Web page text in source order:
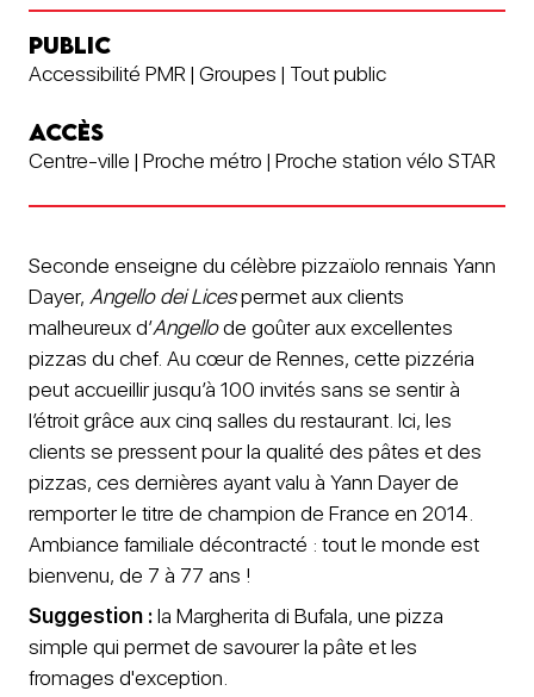
PUBLIC
Accessibilité PMR | Groupes | Tout public
ACCÈS
Centre-ville | Proche métro | Proche station vélo STAR
Seconde enseigne du célèbre pizzaïolo rennais Yann
Dayer, Angello dei Licespermet aux clients
malheureux d’Angellode goûter aux excellentes
pizzas du chef. Au cœur de Rennes, cette pizzéria
peut accueillir jusqu’à 100 invités sans se sentir à
l’étroit grâce aux cinq salles du restaurant. Ici, les
clients se pressent pour la qualité des pâtes et des
pizzas, ces dernières ayant valu à Yann Dayer de
remporter le titre de champion de France en 2014.
Ambiance familiale décontracté : tout le monde est
bienvenu, de 7 à 77 ans !
Suggestion :la Margherita di Bufala, une pizza
simple qui permet de savourer la pâte et les
fromages d'exception.